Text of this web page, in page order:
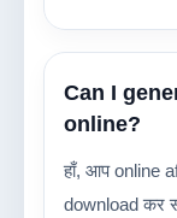
Can I
online?
हाँ, आप online
download कर